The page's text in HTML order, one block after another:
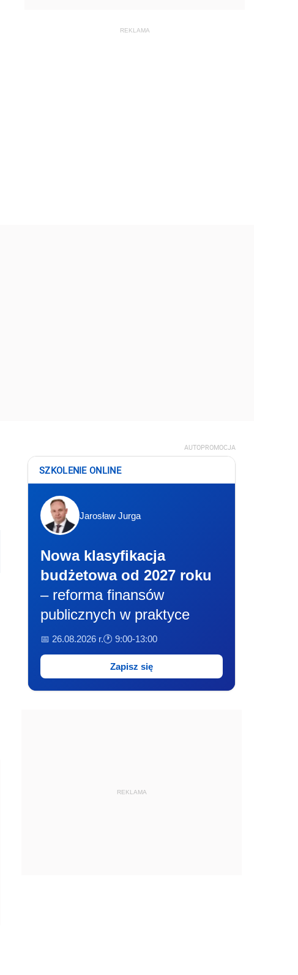
AUTOPROMOCJA
SZKOLENIE ONLINE
Jarosław Jurga
Nowa klasyfikacja
budżetowa od 2027 roku
– reforma finansów
publicznych w praktyce
📅 26.08.2026 r.🕐 9:00-13:00
Zapisz się
REKLAMA